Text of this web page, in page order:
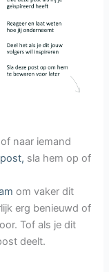
naar iemand
sla hem op of
om vaker dit
erg benieuwd of
Tof als je dit
deelt.